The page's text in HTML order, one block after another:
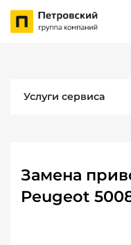
Услуги сервиса
Замена
Peugeot